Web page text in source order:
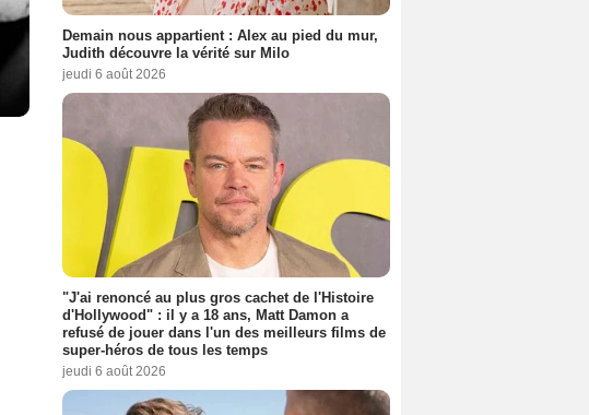
Demain nous appartient : Alex au pied du mur,
Judith découvre la vérité sur Milo
jeudi 6 août 2026
"J'ai renoncé au plus gros cachet de l'Histoire
d'Hollywood" : il y a 18 ans, Matt Damon a
refusé de jouer dans l'un des meilleurs films de
super-héros de tous les temps
jeudi 6 août 2026